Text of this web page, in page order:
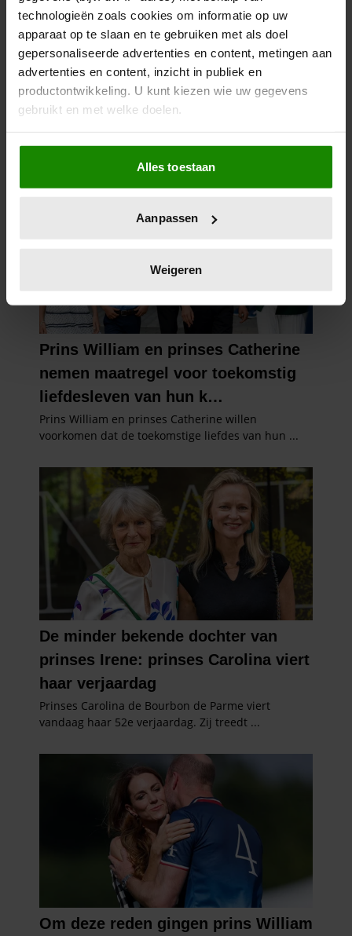
technologieën zoals cookies om informatie op uw
apparaat op te slaan en te gebruiken met als doel
gepersonaliseerde advertenties en content, metingen aan
advertenties en content, inzicht in publiek en
productontwikkeling. U kunt kiezen wie uw gegevens
gebruikt en met welke doelen.
Als u het toestaat, willen we ook graag:
Informatie verzamelen over uw geografische
locatie, die tot een paar meter nauwkeurig kan zijn
scannen op specifieke eigenschappen (fingerprinting)
verwerkt en stel uw voorkeuren in het
intrekken in de Cookieverklaring.
We gebruiken cookies om content en advertenties te
personaliseren, om functies voor social media te bieden
en om ons websiteverkeer te analyseren. Ook delen we
informatie over uw gebruik van onze site met onze
partners voor social media, adverteren en analyse. Deze
partners kunnen deze gegevens combineren met andere
verzameld op basis van uw gebruik van hun services. U
gaat akkoord met onze cookies als u onze website blijft
gebruiken.
Alles toestaan
Aanpassen
Weigeren